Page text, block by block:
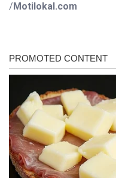
/Motilokal.com